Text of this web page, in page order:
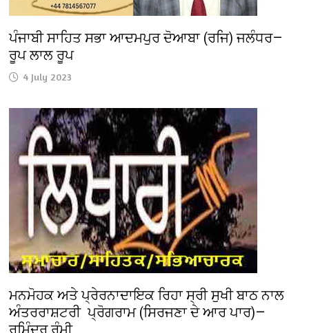
ਪੰਜਾਬੀ ਸਾਹਿਤ ਸਭਾ ਆਦਮਪੁਰ ਦੋਆਬਾ (ਰਜਿ) ਜਲੰਧਰ—
ਰੂਪ ਲਾਲ ਰੂਪ
4 July 2023
ਮਨਮੋਹਕ ਅਤੇ ਪ੍ਰੇਰਨਾਦਾਇਕ ਰਿਹਾ ਸ੍ਰੀ ਸੁਖੀ ਬਾਠ ਨਾਲ
ਅੰਤਰਰਾਸ਼ਟਰੀ ਪ੍ਰੋਗਰਾਮ (ਸਿਰਜਣਾ ਦੇ ਆਰ ਪਾਰ)—
ਰਮਿੰਦਰ ਰੰਮੀ